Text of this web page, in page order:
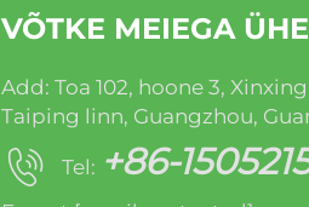
VÕTKE MEIEGA
Add: Toa 102, hoone 3,
Taiping linn, Guangzhou,
Tel: +86-